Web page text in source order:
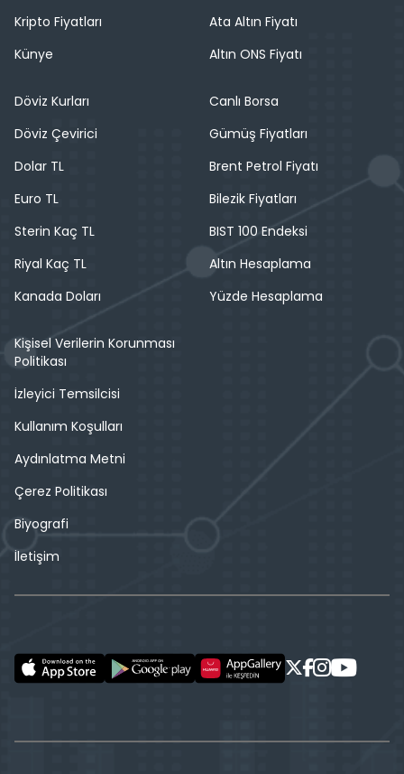
Kripto Fiyatları
Künye
Ata Altın Fiyatı
Altın ONS Fiyatı
Döviz Kurları
Döviz Çevirici
Dolar TL
Euro TL
Sterin Kaç TL
Riyal Kaç TL
Kanada Doları
Canlı Borsa
Gümüş Fiyatları
Brent Petrol Fiyatı
Bilezik Fiyatları
BIST 100 Endeksi
Altın Hesaplama
Yüzde Hesaplama
Kişisel Verilerin Korunması
Politikası
İzleyici Temsilcisi
Kullanım Koşulları
Aydınlatma Metni
Çerez Politikası
Biyografi
İletişim